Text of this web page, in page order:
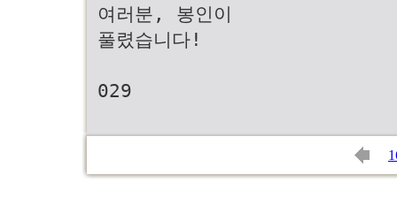
여러분, 봉인이
풀렸습니다!
029